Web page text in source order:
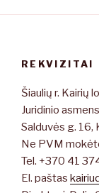
REKVIZITAI
Šiaulių r. Kairių
Juridinio
Salduvės g. 16,
Ne PVM
Tel. +370 41
El. paštas